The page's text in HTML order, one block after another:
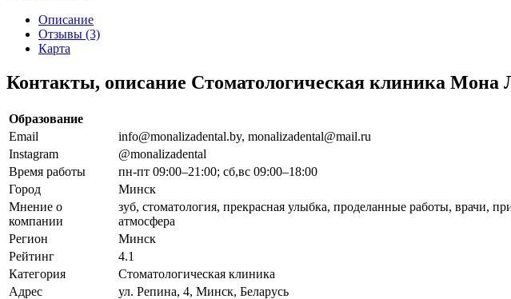
Описание
Отзывы (3)
Карта
Контакты, описание Стоматологическая клиника Мона
Образование
Email
info@monalizadental.by, monalizadental@mail.ru
Instagram
@monalizadental
Время работы
пн-пт 09:00–21:00; сб,вс 09:00–18:00
Город
Минск
Мнение о
компании
зуб, стоматология, прекрасная улыбка, проделанные работы, врачи,
атмосфера
Регион
Минск
Рейтинг
4.1
Категория
Стоматологическая клиника
Адрес
ул. Репина, 4, Минск, Беларусь